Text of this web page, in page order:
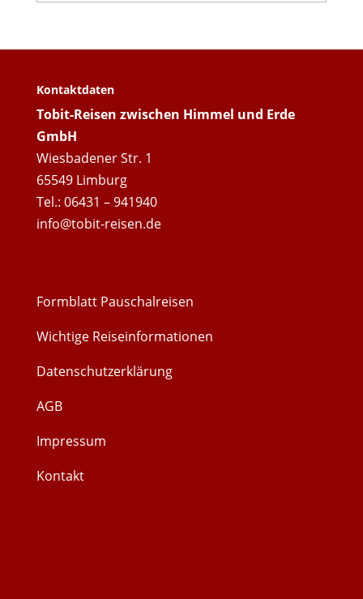
Kontaktdaten
Tobit-Reisen zwischen Himmel und Erde
GmbH
Wiesbadener Str. 1
65549 Limburg
Tel.: 06431 – 941940
info@tobit-reisen.de
Formblatt Pauschalreisen
Wichtige Reiseinformationen
Datenschutzerklärung
AGB
Impressum
Kontakt